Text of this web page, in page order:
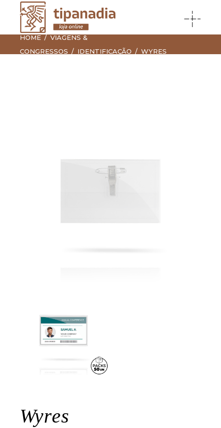
HOME
VIAGENS &
CONGRESSOS
IDENTIFICAÇÃO WYRES
Wyres